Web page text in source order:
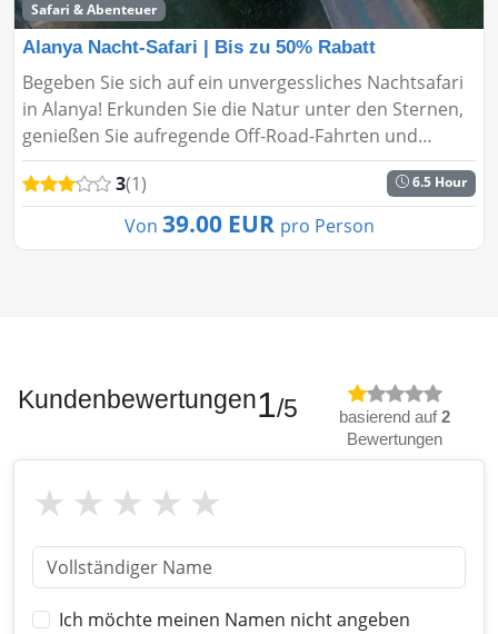
Safari & Abenteuer
Alanya Nacht-Safari | Bis zu 50% Rabatt
Begeben Sie sich auf ein unvergessliches Nachtsafari
in Alanya! Erkunden Sie die Natur unter den Sternen,
genießen Sie aufregende Off-Road-Fahrten und
erleben Sie atemberaubende Ausblicke. Nutzen Sie
den Rabatt von bis ...
3(1) 6.5 Hour
Von 39.00 EUR pro Person
Kundenbewertungen1/5 basierend auf2
Bewertungen
Ich möchte meinen Namen nicht angeben